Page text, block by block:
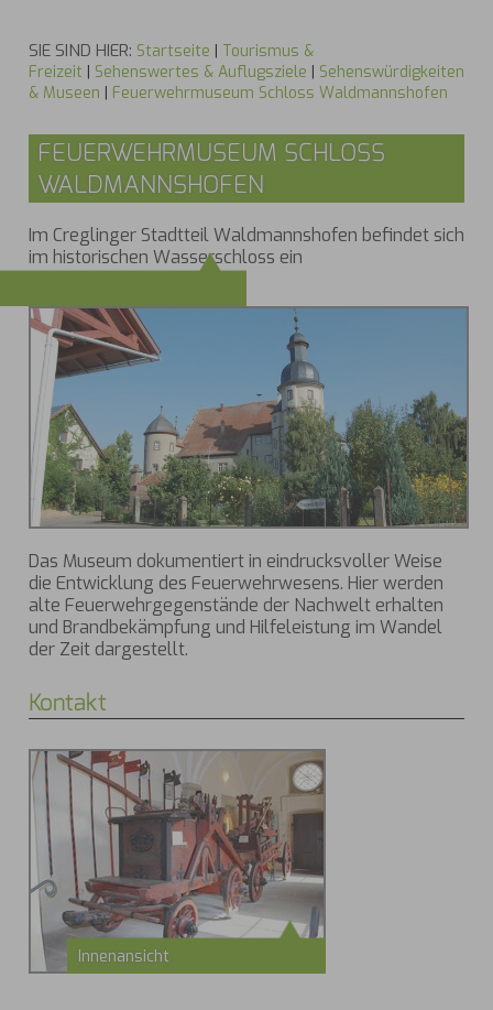
SIE SIND HIER: Startseite | Tourismus &
Freizeit | Sehenswertes & Auflugsziele | Sehenswürdigkeiten
& Museen | Feuerwehrmuseum Schloss Waldmannshofen
FEUERWEHRMUSEUM SCHLOSS W
ALDMANNSHOFEN
Im Creglinger Stadtteil Waldmannshofen befindet sich
im historischen Wasserschloss ein
Das Museum dokumentiert in eindrucksvoller Weise
die Entwicklung des Feuerwehrwesens. Hier werden
alte Feuerwehrgegenstände der Nachwelt erhalten
und Brandbekämpfung und Hilfeleistung im Wandel
der Zeit dargestellt.
Kontakt
Innenansicht